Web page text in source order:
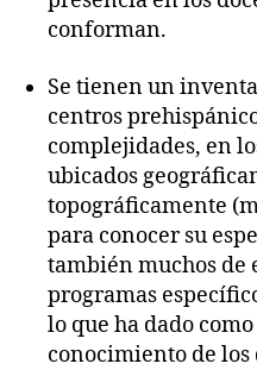
conforman.
Se tienen un
centros
complejidades, en
ubicados
topográficamente
para conocer su
también muchos de
programas
lo que ha dado
conocimiento de los